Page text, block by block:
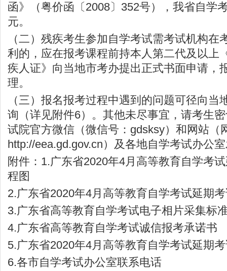
函》（粤价函〔2008〕352号），我省自学
元。
（二）残疾考生参加自学考试需考试机构在
利的，应在报考课程前持本人第二代及以上
疾人证》向当地市考办提出正式书面申请，
理。
（三）报名报考过程中遇到的问题可径向当
询（详见附件6）。其他未尽事宜，请考生
试院官方微信（微信号：gdsksy）和网站（
http://eea.gd.gov.cn）及各地自学考试办公
附件：1.广东省2020年4月高等教育自学考
程图
2.广东省2020年4月高等教育自学考试延期
3.广东省高等教育自学考试电子相片采集标
4.广东省高等教育自学考试诚信报考承诺书
5.广东省2020年4月高等教育自学考试延期
6.各市自学考试办公室联系电话